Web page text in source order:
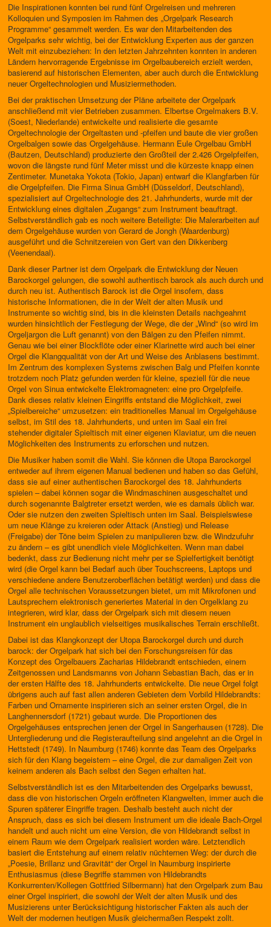
Die Inspirationen konnten bei rund fünf Orgelreisen und mehreren
Kolloquien und Symposien im Rahmen des „Orgelpark Research
Programme“ gesammelt werden. Es war den Mitarbeitenden des
Orgelparks sehr wichtig, bei der Entwicklung Experten aus der ganzen
Welt mit einzubeziehen: In den letzten Jahrzehnten konnten in anderen
Ländern hervorragende Ergebnisse im Orgelbaubereich erzielt werden,
basierend auf historischen Elementen, aber auch durch die Entwicklung
neuer Orgeltechnologien und Musiziermethoden.
Bei der praktischen Umsetzung der Pläne arbeitete der Orgelpark
anschließend mit vier Betrieben zusammen. Elbertse Orgelmakers B.V.
(Soest, Niederlande) entwickelte und realisierte die gesamte
Orgeltechnologie der Orgeltasten und -pfeifen und baute die vier großen
Orgelbalgen sowie das Orgelgehäuse. Hermann Eule Orgelbau GmbH
(Bautzen, Deutschland) produzierte den Großteil der 2.426 Orgelpfeifen,
wovon die längste rund fünf Meter misst und die kürzeste knapp einen
Zentimeter. Munetaka Yokota (Tokio, Japan) entwarf die Klangfarben für
die Orgelpfeifen. Die Firma Sinua GmbH (Düsseldorf, Deutschland),
spezialisiert auf Orgeltechnologie des 21. Jahrhunderts, wurde mit der
Entwicklung eines digitalen „Zugangs“ zum Instrument beauftragt.
Selbstverständlich gab es noch weitere Beteiligte: Die Malerarbeiten auf
dem Orgelgehäuse wurden von Gerard de Jongh (Waardenburg)
ausgeführt und die Schnitzereien von Gert van den Dikkenberg
(Veenendaal).
Dank dieser Partner ist dem Orgelpark die Entwicklung der Neuen
Barockorgel gelungen, die sowohl authentisch barock als auch durch und
durch neu ist. Authentisch Barock ist die Orgel insofern, dass
historische Informationen, die in der Welt der alten Musik und
Instrumente so wichtig sind, bis in die kleinsten Details nachgeahmt
wurden hinsichtlich der Festlegung der Wege, die der „Wind“ (so wird im
Orgeljargon die Luft genannt) von den Bälgen zu den Pfeifen nimmt.
Genau wie bei einer Blockflöte oder einer Klarinette wird auch bei einer
Orgel die Klangqualität von der Art und Weise des Anblasens bestimmt.
Im Zentrum des komplexen Systems zwischen Balg und Pfeifen konnte
trotzdem noch Platz gefunden werden für kleine, speziell für die neue
Orgel von Sinua entwickelte Elektromagneten: eine pro Orgelpfeife.
Dank dieses relativ kleinen Eingriffs entstand die Möglichkeit, zwei
„Spielbereiche“ umzusetzen: ein traditionelles Manual im Orgelgehäuse
selbst, im Stil des 18. Jahrhunderts, und unten im Saal ein frei
stehender digitaler Spieltisch mit einer eigenen Klaviatur, um die neuen
Möglichkeiten des Instruments zu erforschen und nutzen.
Die Musiker haben somit die Wahl. Sie können die Utopa Barockorgel
entweder auf ihrem eigenen Manual bedienen und haben so das Gefühl,
dass sie auf einer authentischen Barockorgel des 18. Jahrhunderts
spielen – dabei können sogar die Windmaschinen ausgeschaltet und
durch sogenannte Balgtreter ersetzt werden, wie es damals üblich war.
Oder sie nutzen den zweiten Spieltisch unten im Saal. Beispielswiese
um neue Klänge zu kreieren oder Attack (Anstieg) und Release
(Freigabe) der Töne beim Spielen zu manipulieren bzw. die Windzufuhr
zu ändern – es gibt unendlich viele Möglichkeiten. Wenn man dabei
bedenkt, dass zur Bedienung nicht mehr per se Spielfertigkeit benötigt
wird (die Orgel kann bei Bedarf auch über Touchscreens, Laptops und
verschiedene andere Benutzeroberflächen betätigt werden) und dass die
Orgel alle technischen Voraussetzungen bietet, um mit Mikrofonen und
Lautsprechern elektronisch generiertes Material in den Orgelklang zu
integrieren, wird klar, dass der Orgelpark sich mit diesem neuen
Instrument ein unglaublich vielseitiges musikalisches Terrain erschließt.
Dabei ist das Klangkonzept der Utopa Barockorgel durch und durch
barock: der Orgelpark hat sich bei den Forschungsreisen für das
Konzept des Orgelbauers Zacharias Hildebrandt entschieden, einem
Zeitgenossen und Landsmanns von Johann Sebastian Bach, das er in
der ersten Hälfte des 18. Jahrhunderts entwickelte. Die neue Orgel folgt
übrigens auch auf fast allen anderen Gebieten dem Vorbild Hildebrandts:
Farben und Ornamente inspirieren sich an seiner ersten Orgel, die in
Langhennersdorf (1721) gebaut wurde. Die Proportionen des
Orgelgehäuses entsprechen jenen der Orgel in Sangerhausen (1728). Die
Untergliederung und die Registeraufteilung sind angelehnt an die Orgel in
Hettstedt (1749). In Naumburg (1746) konnte das Team des Orgelparks
sich für den Klang begeistern – eine Orgel, die zur damaligen Zeit von
keinem anderen als Bach selbst den Segen erhalten hat.
Selbstverständlich ist es den Mitarbeitenden des Orgelparks bewusst,
dass die von historischen Orgeln eröffneten Klangwelten, immer auch die
Spuren späterer Eingriffe tragen. Deshalb besteht auch nicht der
Anspruch, dass es sich bei diesem Instrument um die ideale Bach-Orgel
handelt und auch nicht um eine Version, die von Hildebrandt selbst in
einem Raum wie dem Orgelpark realisiert worden wäre. Letztendlich
basiert die Entstehung auf einem relativ nüchternen Weg: der durch die
„Poesie, Brillanz und Gravität“ der Orgel in Naumburg inspirierte
Enthusiasmus (diese Begriffe stammen von Hildebrandts
Konkurrenten/Kollegen Gottfried Silbermann) hat den Orgelpark zum Bau
einer Orgel inspiriert, die sowohl der Welt der alten Musik und des
Musizierens unter Berücksichtigung historischer Fakten als auch der
Welt der modernen heutigen Musik gleichermaßen Respekt zollt.